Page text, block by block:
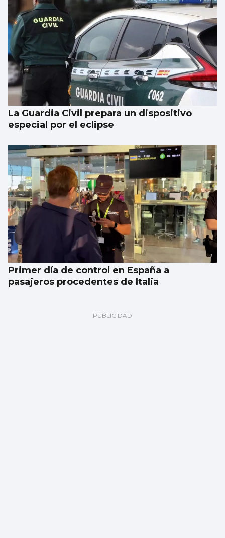
La Guardia Civil prepara un dispositivo
especial por el eclipse
Primer día de control en España a
pasajeros procedentes de Italia